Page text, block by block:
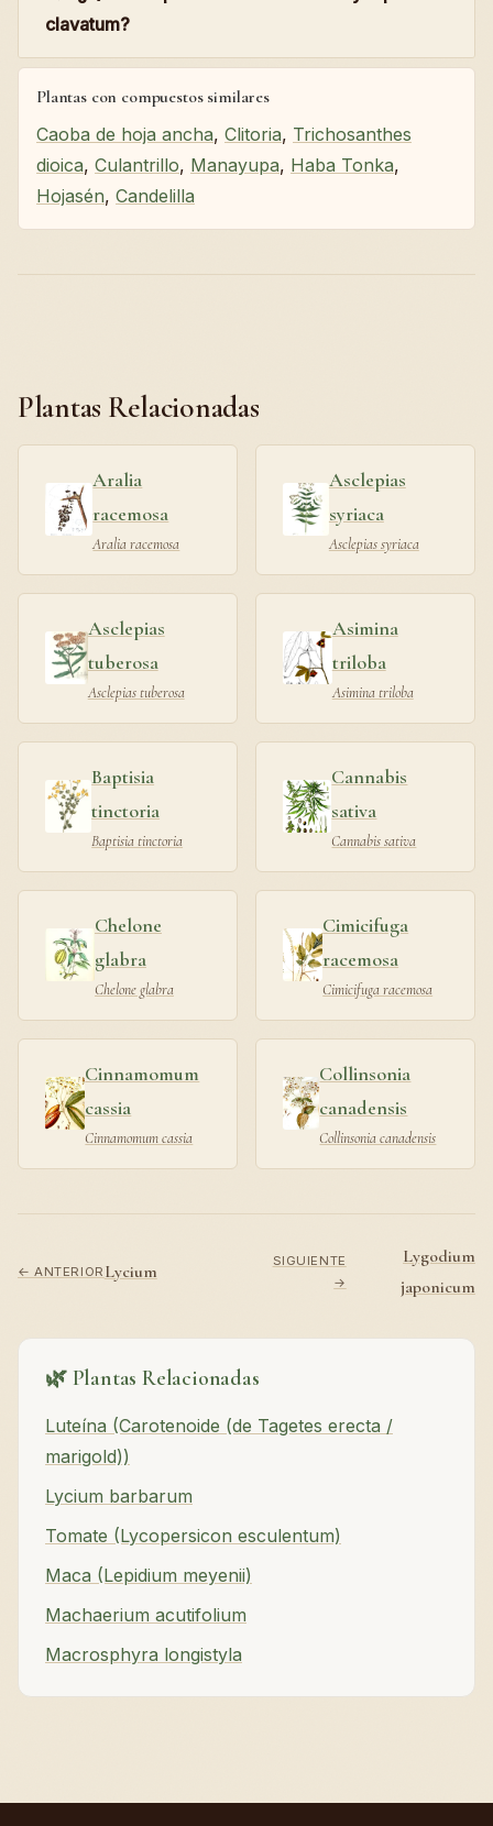
clavatum?
Plantas con compuestos similares
Caoba de hoja ancha, Clitoria, Trichosanthes
dioica, Culantrillo, Manayupa, Haba Tonka,
Hojasén, Candelilla
Plantas Relacionadas
Aralia
racemosa
Aralia racemosa
Asclepias
syriaca
Asclepias syriaca
Asclepias
tuberosa
Asclepias tuberosa
Asimina
triloba
Asimina triloba
Baptisia
tinctoria
Baptisia tinctoria
Cannabis
sativa
Cannabis sativa
Chelone
glabra
Chelone glabra
Cimicifuga
racemosa
Cimicifuga racemosa
Cinnamomum
cassia
Cinnamomum cassia
Collinsonia
canadensis
Collinsonia canadensis
← ANTERIOR Lycium
SIGUIENTE
→
Lygodium
japonicum
🌿 Plantas Relacionadas
Luteína (Carotenoide (de Tagetes erecta /
marigold))
Lycium barbarum
Tomate (Lycopersicon esculentum)
Maca (Lepidium meyenii)
Machaerium acutifolium
Macrosphyra longistyla